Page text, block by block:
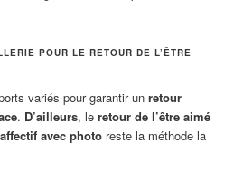
POUR LE RETOUR DE L’ÊTRE
variés pour garantir unretour
. D’ailleurs, leretour de l’être aimé
avec photo reste la méthode la